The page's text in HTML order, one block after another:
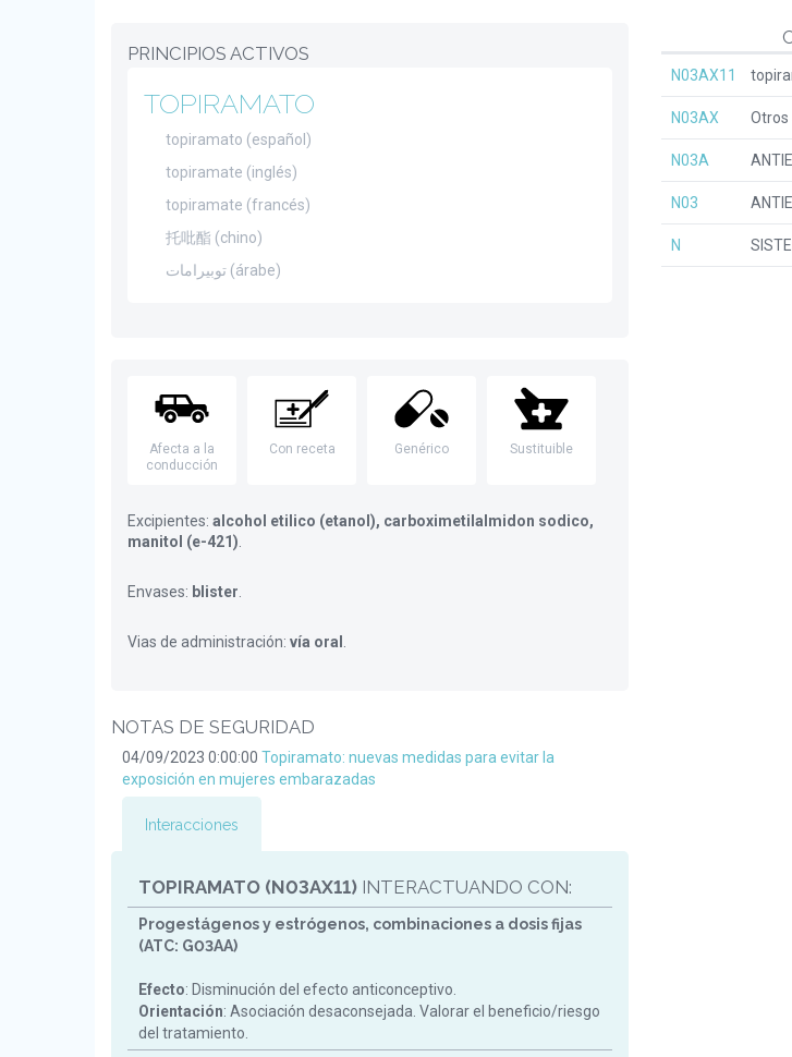
N03AX11
N03AX Otros
N03A
N03
N
PRINCIPIOS ACTIVOS
TOPIRAMATO
topiramato (español)
topiramate (inglés)
topiramate (francés)
托吡酯 (chino)
توبيرامات (árabe)
Afecta a la
conducción
Con receta Genérico Sustituible
Excipientes: alcohol etilico (etanol), carboximetilalmidon sodico,
manitol (e-421)
Envases: blister
Vias de administración: vía oral
NOTAS DE SEGURIDAD
04/09/2023 0:00:00 Topiramato: nuevas medidas para evitar la
exposición en mujeres embarazadas
Interacciones
TOPIRAMATO (N03AX11) INTERACTUANDO CON:
Progestágenos y estrógenos, combinaciones a dosis fijas
(ATC: G03AA)
Efecto: Disminución del efecto anticonceptivo.
Orientación: Asociación desaconsejada. Valorar el beneficio/riesgo
del tratamiento.